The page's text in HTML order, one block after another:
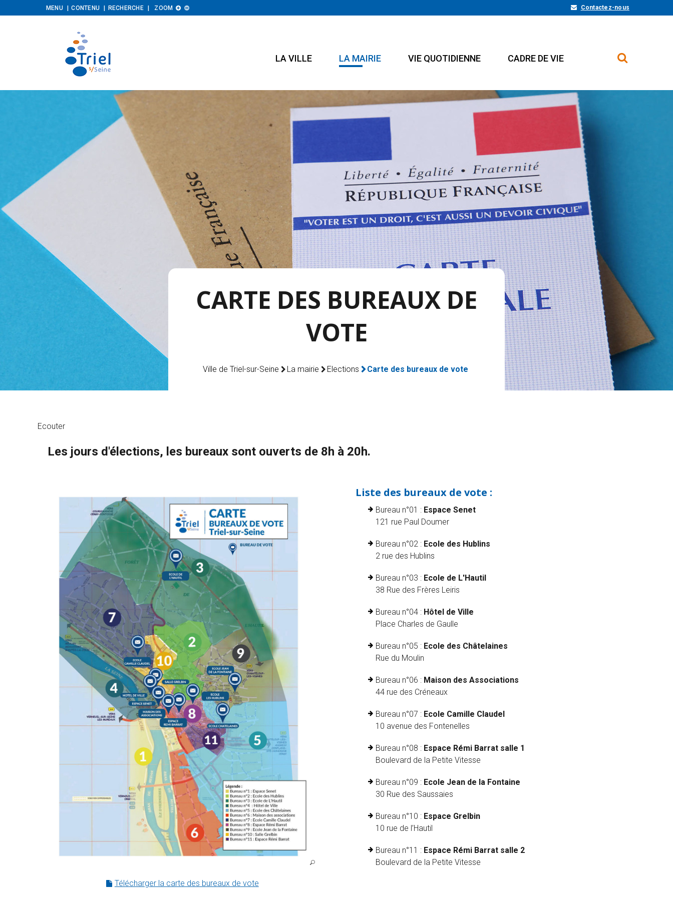
MENU CONTENU RECHERCHE ZOOM Augmenter

Diminuer
 Contactez-nous
LA VILLE LA MAIRIE VIE QUOTIDIENNE CADRE DE VIE
CARTE DES BUREAUX DE
VOTE
Ville de Triel-sur-Seine La mairie Elections Carte des bureaux de vote
Ecouter
Les jours d'élections, les bureaux sont ouverts de 8h à 20h.
Télécharger la carte des bureaux de vote
Liste des bureaux de vote :
Bureau n°01 : Espace Senet
121 rue Paul Doumer
Bureau n°02 : Ecole des Hublins
2 rue des Hublins
Bureau n°03 : Ecole de L'Hautil
38 Rue des Frères Leiris
Bureau n°04 : Hôtel de Ville
Place Charles de Gaulle
Bureau n°05 :Ecole des Châtelaines
Rue du Moulin
Bureau n°06 : Maison des Associations
44 rue des Créneaux
Bureau n°07 : Ecole Camille Claudel
10 avenue des Fontenelles
Bureau n°08 : Espace Rémi Barrat salle 1
Boulevard de la Petite Vitesse
Bureau n°09 : Ecole Jean de la Fontaine
30 Rue des Saussaies
Bureau n°10 : Espace Grelbin
10 rue de l’Hautil
Bureau n°11 : Espace Rémi Barrat salle 2
Boulevard de la Petite Vitesse